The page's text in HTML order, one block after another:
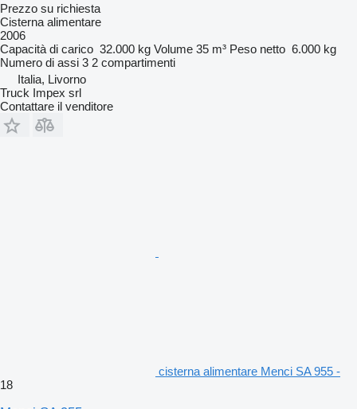
Prezzo su richiesta
Cisterna alimentare
2006
Capacità di carico 32.000 kg Volume 35 m³ Peso netto 6.000 kg
Numero di assi 3 2 compartimenti
Italia, Livorno
Truck Impex srl
Contattare il venditore
cisterna alimentare Menci SA 955 -
18